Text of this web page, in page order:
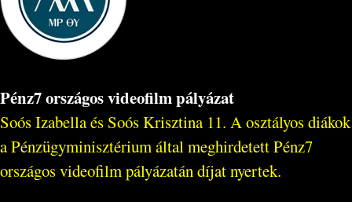
Pénz7 országos videofilm pályázat
Soós Izabella és Soós Krisztina 11. A osztályos diákok
a Pénzügyminisztérium által meghirdetett Pénz7
országos videofilm pályázatán díjat nyertek.